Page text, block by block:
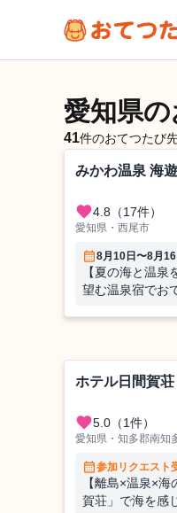
愛知県
41件のおてつたび
旅館
みかわ温泉 海
favorite4.8 （17件）
愛知県・西尾市
calendar_month8月10日〜8月16
【夏の海と温
望む温泉宿でお
ホテル日間賀荘
favorite5.0 （1件）
愛知県・知多郡南知
calendar_month参加リクエスト
【離島×温泉×
賀荘」で海を感